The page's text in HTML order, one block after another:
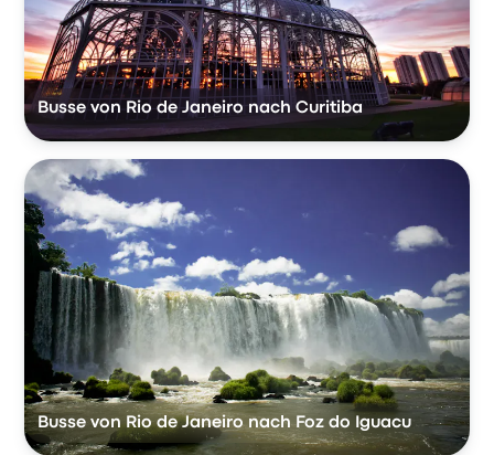
Busse von Rio de Janeiro nach Curitiba
Busse von Rio de Janeiro nach Foz do Iguacu